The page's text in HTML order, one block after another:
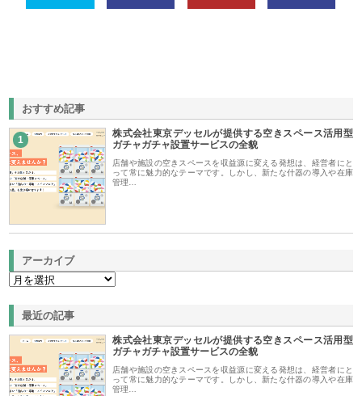
おすすめ記事
1
株式会社東京デッセルが提供する空きスペース活用型
ガチャガチャ設置サービスの全貌
店舗や施設の空きスペースを収益源に変える発想は、経営者にと
って常に魅力的なテーマです。しかし、新たな什器の導入や在庫
管理…
アーカイブ
最近の記事
株式会社東京デッセルが提供する空きスペース活用型
ガチャガチャ設置サービスの全貌
店舗や施設の空きスペースを収益源に変える発想は、経営者にと
って常に魅力的なテーマです。しかし、新たな什器の導入や在庫
管理…